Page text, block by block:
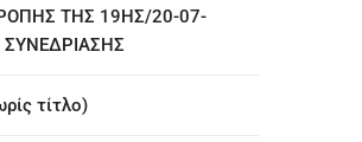
ΤΗΣ 19ΗΣ/20-07-
ΣΥΝΕΔΡΙΑΣΗΣ
τίτλο)